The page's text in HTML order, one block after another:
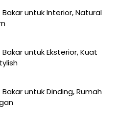
untuk Interior, Natural
untuk Eksterior, Kuat
untuk Dinding, Rumah